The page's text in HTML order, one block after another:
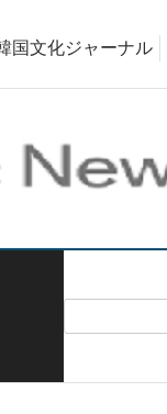
国文化ジャーナル